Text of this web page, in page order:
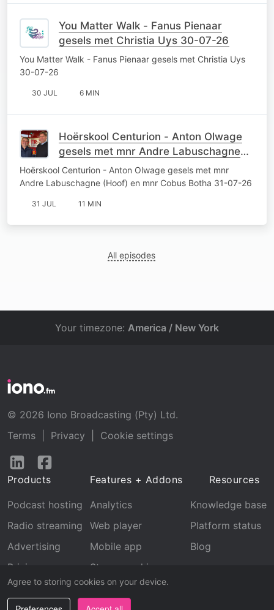
You Matter Walk - Fanus Pienaar
gesels met Christia Uys 30-07-26
You Matter Walk - Fanus Pienaar gesels met Christia Uys
30-07-26
30 JUL 6 MIN
Hoërskool Centurion - Anton Olwage
gesels met mnr Andre Labuschagne
(Hoof) en mnr Cobus Botha 31-07-26
Hoërskool Centurion - Anton Olwage gesels met mnr
Andre Labuschagne (Hoof) en mnr Cobus Botha 31-07-26
31 JUL 11 MIN
All episodes
Agree to storing cookies on your device.
Your timezone: America / New York
© 2026 Iono Broadcasting (Pty) Ltd.
Terms
Privacy
Cookie settings
Follow
LinkedInFacebook
Products
Podcast hosting
Radio streaming
Advertising
Pricing
Features + Addons
Analytics
Web player
Mobile app
Stream archive
Recognition
Resources
Knowledge base
Platform status
Blog